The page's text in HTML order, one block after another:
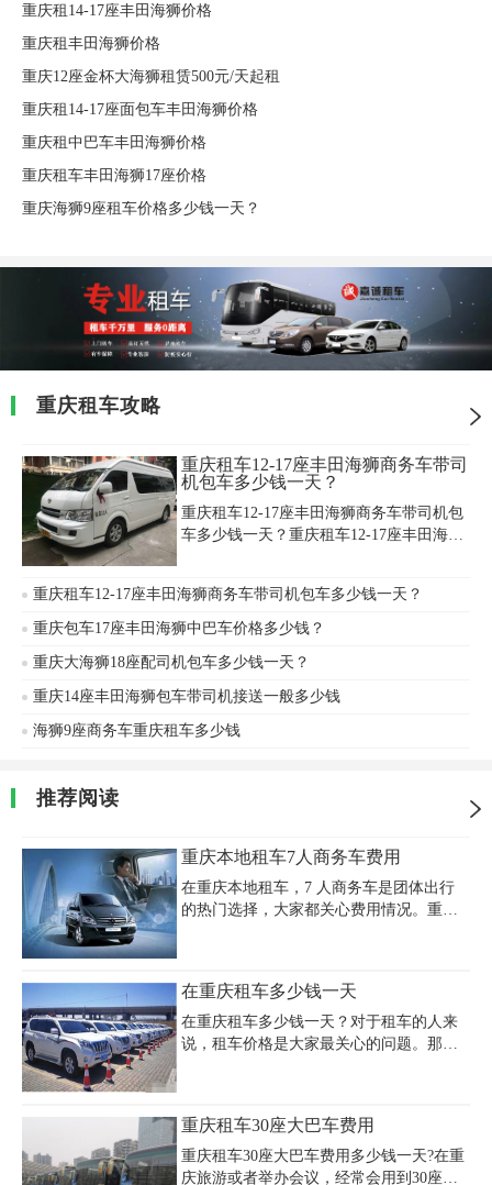
重庆租14-17座丰田海狮价格
重庆租丰田海狮价格
重庆12座金杯大海狮租赁500元/天起租
重庆租14-17座面包车丰田海狮价格
重庆租中巴车丰田海狮价格
重庆租车丰田海狮17座价格
重庆海狮9座租车价格多少钱一天？
重庆租车攻略
重庆租车12-17座丰田海狮商务车带司
机包车多少钱一天？
重庆租车12-17座丰田海狮商务车带司机包
车多少钱一天？重庆租车12-17座丰田海狮
家好?重庆租车丰田海狮12座-17座商务车
600元/天起，司机配驾费：200-300元/天(8
重庆租车12-17座丰田海狮商务车带司机包车多少钱一天？
重庆包车17座丰田海狮中巴车价格多少钱？
重庆大海狮18座配司机包车多少钱一天？
重庆14座丰田海狮包车带司机接送一般多少钱
海狮9座商务车重庆租车多少钱
推荐阅读
重庆本地租车7人商务车费用
在重庆本地租车，7 人商务车是团体出行
的热门选择，大家都关心费用情况。重庆
商务车日租 800 - 1000 元，座椅舒适，内
饰精致，还有一定娱乐系统。豪华 7 人商
务车日租 1000 - 1200 元，配置高端，乘坐
订。
在重庆租车多少钱一天
在重庆租车多少钱一天？对于租车的人来
说，租车价格是大家最关心的问题。那么
外，重庆租车价格还受到行业淡旺季的影
响，越是淡季价格越便宜。
重庆租车30座大巴车费用
重庆租车30座大巴车费用多少钱一天?在重
庆旅游或者举办会议，经常会用到30座的